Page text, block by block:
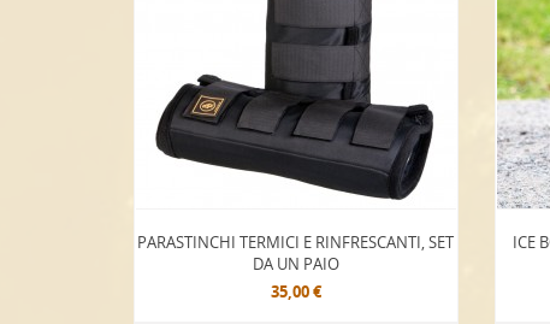
PARASTINCHI TERMICI E RINFRESCANTI, SET
DA UN PAIO
35,00 €
ICE